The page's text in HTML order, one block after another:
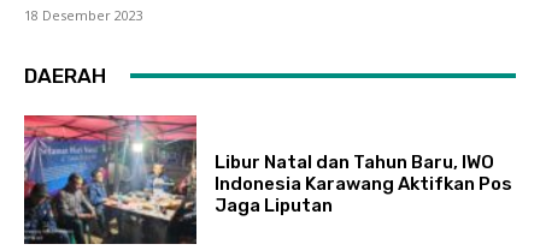
18 Desember 2023
DAERAH
Libur Natal dan Tahun Baru, IWO
Indonesia Karawang Aktifkan Pos
Jaga Liputan